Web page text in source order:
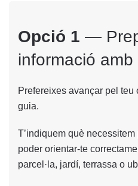
Opció 1 —
informació
Prefereixes avançar pel teu
guia.
T’indiquem què
poder orientar-te
parcel·la, jardí, terrassa o